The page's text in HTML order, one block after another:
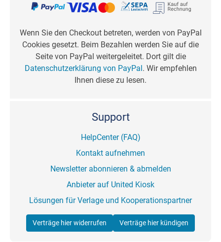
Wenn Sie den Checkout betreten, werden von PayPal
Cookies gesetzt. Beim Bezahlen werden Sie auf die
Seite von PayPal weitergeleitet. Dort gilt die
Datenschutzerklärung von PayPal . Wir empfehlen
Ihnen diese zu lesen.
Support
HelpCenter (FAQ)
Kontakt aufnehmen
Newsletter abonnieren & abmelden
Anbieter auf United Kiosk
Lösungen für Verlage und Kooperationspartner
Verträge hier widerrufen Verträge hier kündigen